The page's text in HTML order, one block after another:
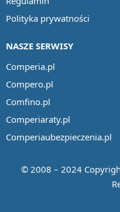
Polityka prywatności
NASZE SERWISY
Comperia.pl
Compero.pl
Comfino.pl
Comperiaraty.pl
Comperiaubezpieczenia.pl
© 2008 – 2024